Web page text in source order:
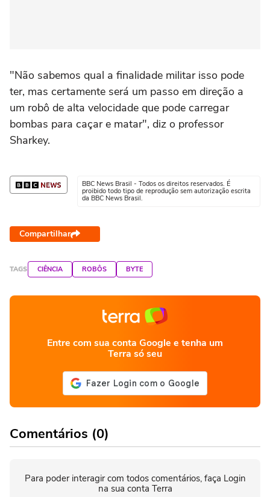
"Não sabemos qual a finalidade militar isso pode
ter, mas certamente será um passo em direção a
um robô de alta velocidade que pode carregar
bombas para caçar e matar", diz o professor
Sharkey.
BBC News Brasil - Todos os direitos reservados. É
proibido todo tipo de reprodução sem autorização escrita
da BBC News Brasil.
Compartilhar
TAGS CIÊNCIA ROBÔS BYTE
Entre com sua conta Google e tenha um
Terra só seu
Comentários (0)
Para poder interagir com todos comentários, faça Login
na sua conta Terra